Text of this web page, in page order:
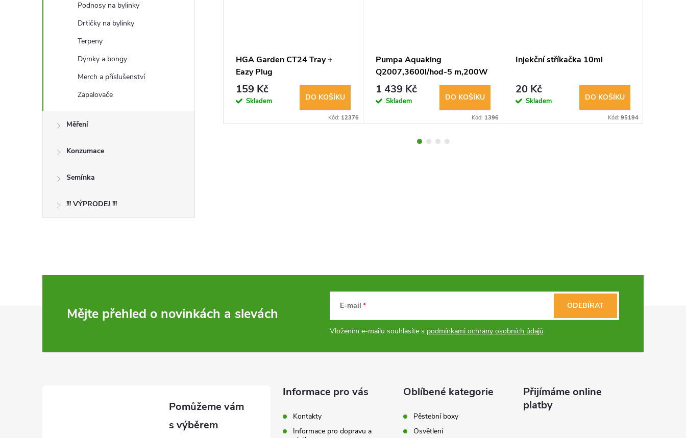
Podnosy na bylinky
Drtičky na bylinky
Terpeny
Dýmky a bongy
Merch a příslušenství
Zapalovače
Měření
Konzumace
Semínka
!!! VÝPRODEJ !!!
Integra Kerr®Humidity Jar Kit
pro kontrolu vlhkosti
399 Kč
HGA Garden CT24 Tray +
Eazy Plug
159 Kč
Skladem DO KOŠÍKU
Kód: 12376
Pumpa Aquaking
Q2007,3600l/hod-5 m,200W
1 439 Kč
Skladem DO KOŠÍKU
Kód: 1396
Injekční stříkačka 10ml
20 Kč
Skladem DO KOŠÍKU
Kód: 95194
Mějte přehled o novinkách a slevách E-mail
Vložením e-mailu souhlasíte s podmínkami ochrany osobních údajů
ODEBÍRAT
Informace pro vás
Kontakty
Informace pro dopravu a
Oblíbené kategorie
Pěstební boxy
Osvětlení
Přijímáme online
platby